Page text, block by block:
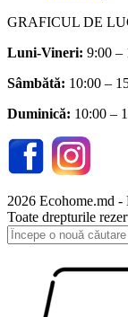
GRAFICUL DE
Luni-Vineri: 9:00 –
Sâmbătă: 10:00 –
Duminică: 10:00 –
2026 Ecohome.md
Toate drepturile